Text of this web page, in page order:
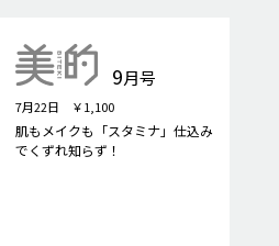
9月号
7月22日 ￥1,100
肌もメイクも「スタミナ」仕込み
でくずれ知らず！